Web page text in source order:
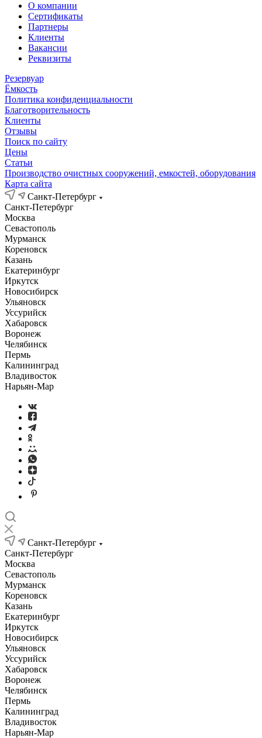
О компании
Сертификаты
Партнеры
Клиенты
Вакансии
Реквизиты
Резервуар
Ёмкость
Политика конфиденциальности
Благотворительность
Клиенты
Отзывы
Поиск по сайту
Цены
Статьи
Производство очистных сооружений, емкостей, оборудования
Карта сайта
Санкт-Петербург
Санкт-Петербург
Москва
Севастополь
Мурманск
Кореновск
Казань
Екатеринбург
Иркутск
Новосибирск
Ульяновск
Уссурийск
Хабаровск
Воронеж
Челябинск
Пермь
Калининград
Владивосток
Нарьян-Мар
Санкт-Петербург
Санкт-Петербург
Москва
Севастополь
Мурманск
Кореновск
Казань
Екатеринбург
Иркутск
Новосибирск
Ульяновск
Уссурийск
Хабаровск
Воронеж
Челябинск
Пермь
Калининград
Владивосток
Нарьян-Мар